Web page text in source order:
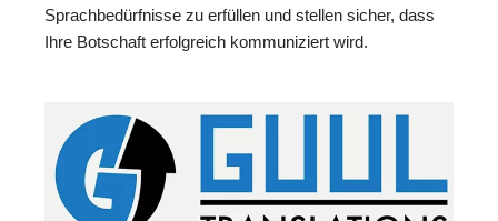
Sprachbedürfnisse zu erfüllen und stellen sicher, dass
Ihre Botschaft erfolgreich kommuniziert wird.